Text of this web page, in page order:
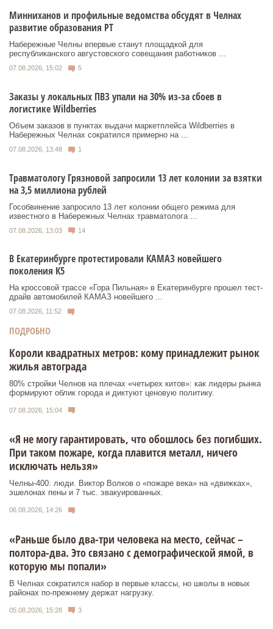
Минниханов и профильные ведомства обсудят в Челнах
развитие образования РТ
Набережные Челны впервые станут площадкой для
республиканского августовского совещания работников ...
07.08.2026, 15:02 5
Заказы у локальных ПВЗ упали на 30% из-за сбоев в
логистике Wildberries
Объем заказов в пунктах выдачи маркетплейса Wildberries в
Набережных Челнах сократился примерно на ...
07.08.2026, 13:48 1
Травматологу Грязновой запросили 13 лет колонии за взятки
на 3,5 миллиона рублей
Гособвинение запросило 13 лет колонии общего режима для
известного в Набережных Челнах травматолога ...
07.08.2026, 13:03 14
В Екатеринбурге протестировали КАМАЗ новейшего
поколения К5
На кроссовой трассе «Гора Пильная» в Екатеринбурге прошел тест-
драйв автомобилей КАМАЗ новейшего ...
07.08.2026, 11:52
ПОДРОБНО
Короли квадратных метров: кому принадлежит рынок
жилья автограда
80% стройки Челнов на плечах «четырех китов»: как лидеры рынка
формируют облик города и диктуют ценовую политику.
07.08.2026, 15:04
«Я не могу гарантировать, что обошлось без погибших.
При таком пожаре, когда плавится металл, ничего
исключать нельзя»
Челны-400: люди. Виктор Волков о «пожаре века» на «движках»,
эшелонах пены и 7 тыс. эвакуированных.
06.08.2026, 14:26
«Раньше было два-три человека на место, сейчас –
полтора-два. Это связано с демографической ямой, в
которую мы попали»
В Челнах сократился набор в первые классы, но школы в новых
районах по-прежнему держат нагрузку.
05.08.2026, 15:28 3